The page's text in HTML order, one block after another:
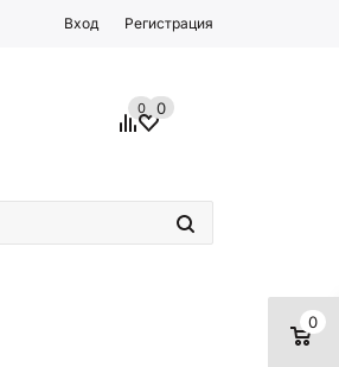
Вход Регистрация
0 0
0